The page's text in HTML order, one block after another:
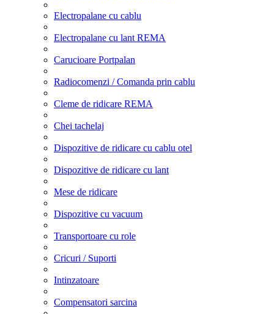
Electropalane cu cablu
Electropalane cu lant REMA
Carucioare Portpalan
Radiocomenzi / Comanda prin cablu
Cleme de ridicare REMA
Chei tachelaj
Dispozitive de ridicare cu cablu otel
Dispozitive de ridicare cu lant
Mese de ridicare
Dispozitive cu vacuum
Transportoare cu role
Cricuri / Suporti
Intinzatoare
Compensatori sarcina